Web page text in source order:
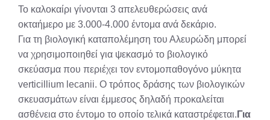
Το καλοκαίρι γίνονται 3 απελευθερώσεις ανά
οκταήμερο με 3.000-4.000 έντομα ανά δεκάριο.
Για τη βιολογική καταπολέμηση του Αλευρώδη μπορεί
να χρησιμοποιηθεί για ψεκασμό το βιολογικό
σκεύασμα που περιέχει τον εντομοπαθογόνο μύκητα
verticillium lecanii. Ο τρόπος δράσης των βιολογικών
σκευασμάτων είναι έμμεσος δηλαδή προκαλείται
ασθένεια στο έντομο το οποίο τελικά καταστρέφεται. Για